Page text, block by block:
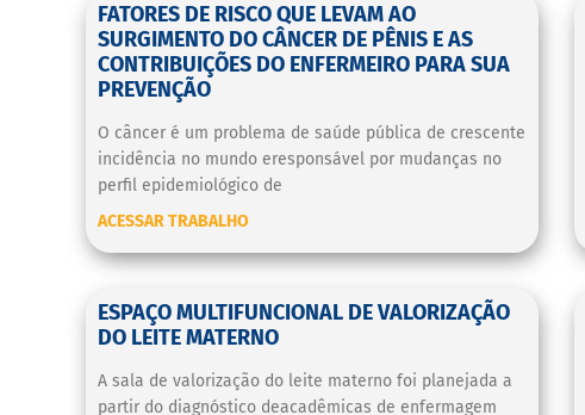
FATORES DE RISCO QUE LEVAM AO
SURGIMENTO DO CÂNCER DE PÊNIS E AS
CONTRIBUIÇÕES DO ENFERMEIRO PARA SUA
PREVENÇÃO
O câncer é um problema de saúde pública de crescente
incidência no mundo eresponsável por mudanças no
perfil epidemiológico de
ACESSAR TRABALHO
ESPAÇO MULTIFUNCIONAL DE VALORIZAÇÃO
DO LEITE MATERNO
A sala de valorização do leite materno foi planejada a
partir do diagnóstico deacadêmicas de enfermagem